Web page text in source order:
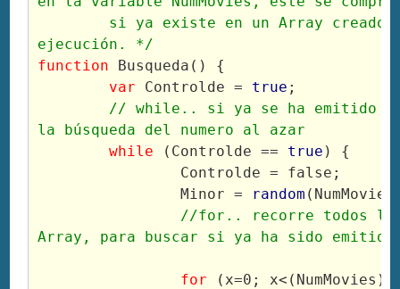
ejecución. */
function Busqueda() {
var Controlde = true ;
// while.. si ya se ha emitido
while (Controlde == true ) {
		Controlde = false;
		Minor =
random
//for.. recorre todos
for (x=0;